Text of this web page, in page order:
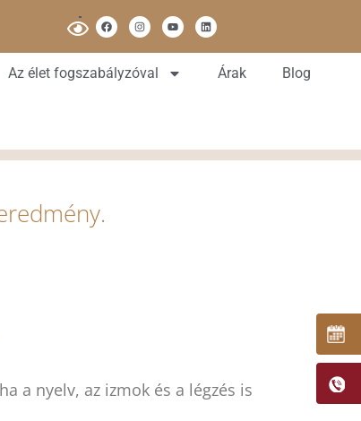
Az élet fogszabályzóval Árak Blog
a nyelv, az izmok és a légzés is